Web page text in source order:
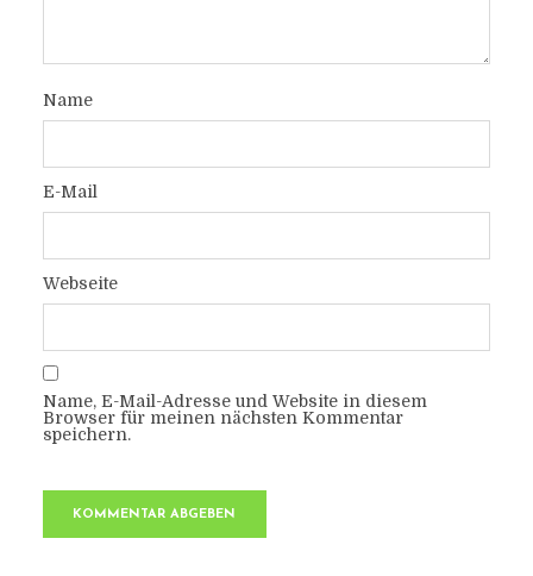
Name
E-Mail
Webseite
Name, E-Mail-Adresse und Website in diesem
Browser für meinen nächsten Kommentar
speichern.